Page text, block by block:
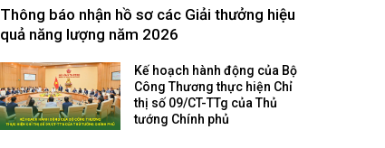
Thông báo nhận hồ sơ các Giải thưởng hiệu
quả năng lượng năm 2026
Kế hoạch hành động của Bộ
Công Thương thực hiện Chỉ
thị số 09/CT-TTg của Thủ
tướng Chính phủ